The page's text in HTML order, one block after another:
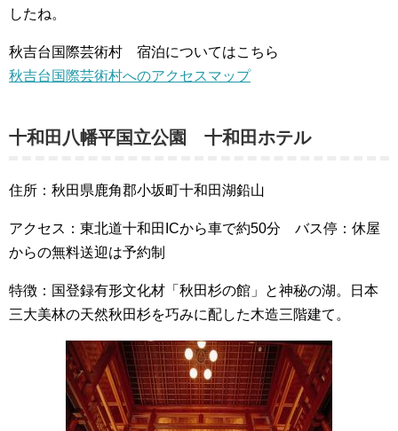
したね。
秋吉台国際芸術村 宿泊についてはこちら
秋吉台国際芸術村へのアクセスマップ
十和田八幡平国立公園 十和田ホテル
住所：秋田県鹿角郡小坂町十和田湖鉛山
アクセス：東北道十和田ICから車で約50分 バス停：休屋
からの無料送迎は予約制
特徴：国登録有形文化材「秋田杉の館」と神秘の湖。日本
三大美林の天然秋田杉を巧みに配した木造三階建て。